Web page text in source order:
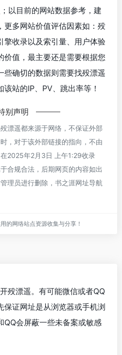
以目前的网站数据参考，建
更多网站价值评估因素如：殁
擎收录以及索引量、用户体验
价值，最主要还是需要根据您
些确切的数据则需要找殁漂遥
站的IP、PV、跳出率等！
别声明
漂遥都来源于网络，不保证外部
，对于该外部链接的指向，不由
2025年2月3日 上午1:29收录
合规合法，后期网页的内容如出
理员进行删除，书之涯网址导航
的网络站点资源收集与分享！
殁漂遥。有可能微信或者QQ
保证网址是从浏览器或手机浏
QQ会屏蔽一些未备案或敏感